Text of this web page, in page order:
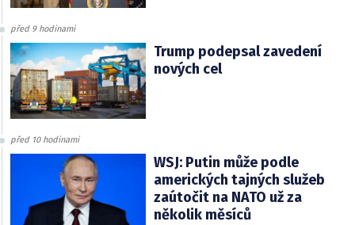
před 9 hodinami
Trump podepsal zavedení
nových cel
před 10 hodinami
WSJ: Putin může podle
amerických tajných služeb
zaútočit na NATO už za
několik měsíců